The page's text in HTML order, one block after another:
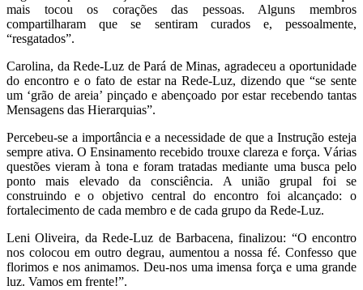
mais tocou os corações das pessoas. Alguns membros
compartilharam que se sentiram curados e, pessoalmente,
“resgatados”.
Carolina, da Rede-Luz de Pará de Minas, agradeceu a oportunidade
do encontro e o fato de estar na Rede-Luz, dizendo que “se sente
um ‘grão de areia’ pinçado e abençoado por estar recebendo tantas
Mensagens das Hierarquias”.
Percebeu-se a importância e a necessidade de que a Instrução esteja
sempre ativa. O Ensinamento recebido trouxe clareza e força. Várias
questões vieram à tona e foram tratadas mediante uma busca pelo
ponto mais elevado da consciência. A união grupal foi se
construindo e o objetivo central do encontro foi alcançado: o
fortalecimento de cada membro e de cada grupo da Rede-Luz.
Leni Oliveira, da Rede-Luz de Barbacena, finalizou: “O encontro
nos colocou em outro degrau, aumentou a nossa fé. Confesso que
florimos e nos animamos. Deu-nos uma imensa força e uma grande
luz. Vamos em frente!”.